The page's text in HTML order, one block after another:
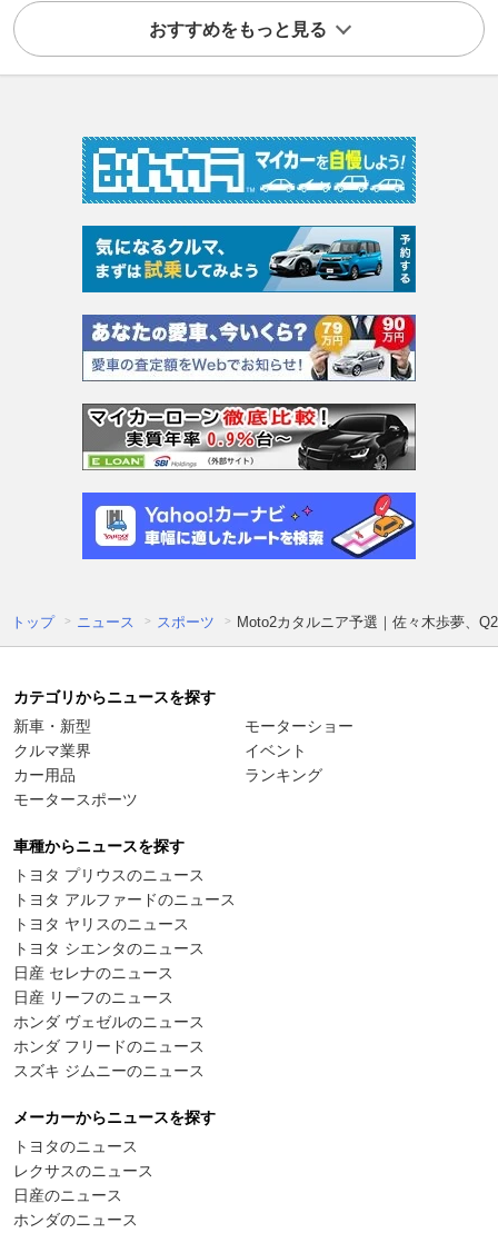
おすすめをもっと見る
トップ ニュース スポーツ Moto2カタルニア予選｜佐々木歩夢、
カテゴリからニュースを探す
新車・新型
クルマ業界
カー用品
モータースポーツ
モーターショー
イベント
ランキング
車種からニュースを探す
トヨタ プリウスのニュース
トヨタ アルファードのニュース
トヨタ ヤリスのニュース
トヨタ シエンタのニュース
日産 セレナのニュース
日産 リーフのニュース
ホンダ ヴェゼルのニュース
ホンダ フリードのニュース
スズキ ジムニーのニュース
メーカーからニュースを探す
トヨタのニュース
レクサスのニュース
日産のニュース
ホンダのニュース